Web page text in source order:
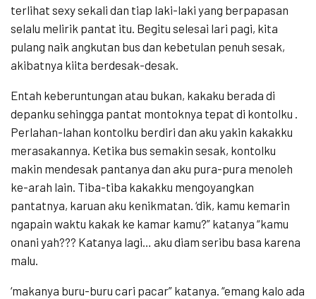
terlihat sexy sekali dan tiap laki-laki yang berpapasan
selalu melirik pantat itu. Begitu selesai lari pagi, kita
pulang naik angkutan bus dan kebetulan penuh sesak,
akibatnya kiita berdesak-desak.
Entah keberuntungan atau bukan, kakaku berada di
depanku sehingga pantat montoknya tepat di kontolku .
Perlahan-lahan kontolku berdiri dan aku yakin kakakku
merasakannya. Ketika bus semakin sesak, kontolku
makin mendesak pantanya dan aku pura-pura menoleh
ke-arah lain. Tiba-tiba kakakku mengoyangkan
pantatnya, karuan aku kenikmatan. ‘dik, kamu kemarin
ngapain waktu kakak ke kamar kamu?” katanya “kamu
onani yah??? Katanya lagi… aku diam seribu basa karena
malu.
‘makanya buru-buru cari pacar” katanya. “emang kalo ada